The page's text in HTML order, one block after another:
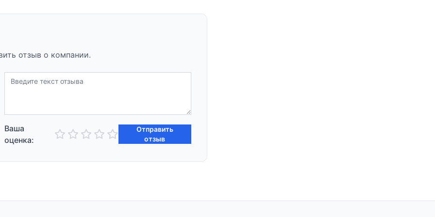
отзыв о компании.
Ваша
оценка:
Отправить
отзыв